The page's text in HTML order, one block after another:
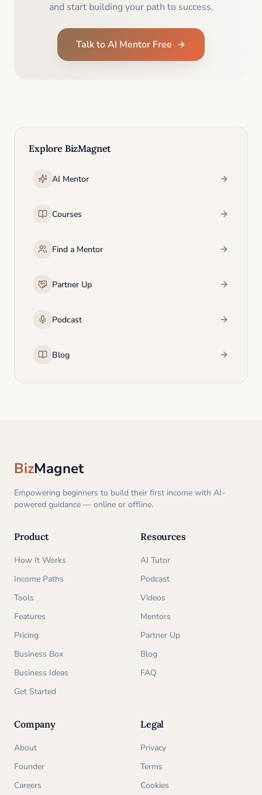
and start building your path to success.
Talk to AI Mentor Free
Explore BizMagnet
AI Mentor
Courses
Find a Mentor
Partner Up
Podcast
Blog
BizMagnet
Empowering beginners to build their first income with AI-
powered guidance — online or offline.
Product
How It Works
Income Paths
Tools
Features
Pricing
Business Box
Business Ideas
Get Started
Resources
AI Tutor
Podcast
Videos
Mentors
Partner Up
Blog
FAQ
Company
About
Founder
Careers
Legal
Privacy
Terms
Cookies